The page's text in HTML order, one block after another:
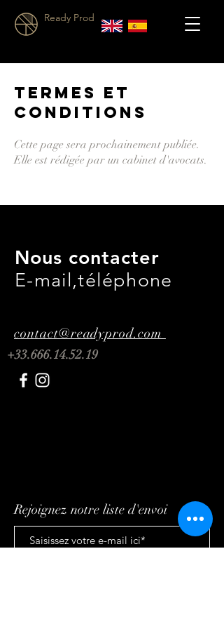
Ready Prod
Termes et
conditions
Cette page sera prochainement publiée.
Elle est rédigée par un cabinet d'avocats.
Nous contacter
E-mail,téléphone
contact@readyprod.com
+33.666.14.52.19
Rejoignez notre liste d'envoi